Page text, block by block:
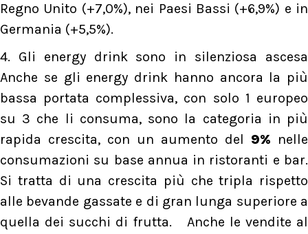
Regno Unito (+7,0%), nei Paesi Bassi (+6,9%) e in
Germania (+5,5%).
4. Gli energy drink sono in silenziosa ascesa
Anche se gli energy drink hanno ancora la più
bassa portata complessiva, con solo 1 europeo
su 3 che li consuma, sono la categoria in più
rapida crescita, con un aumento del 9% nelle
consumazioni su base annua in ristoranti e bar.
Si tratta di una crescita più che tripla rispetto
alle bevande gassate e di gran lunga superiore a
quella dei succhi di frutta. Anche le vendite al